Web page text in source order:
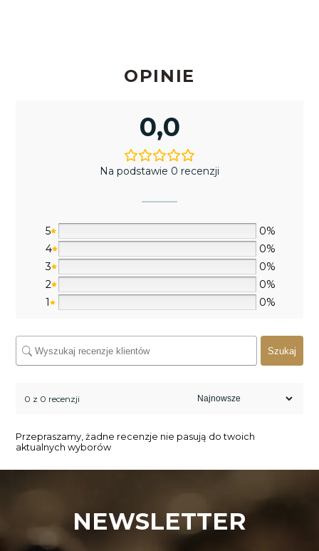
OPINIE
0,0
Na podstawie 0 recenzji
5
0%
4
0%
3
0%
2
0%
1
0%
Szukaj
0 z 0 recenzji
Przepraszamy, żadne recenzje nie pasują do twoich
aktualnych wyborów
NEWSLETTER